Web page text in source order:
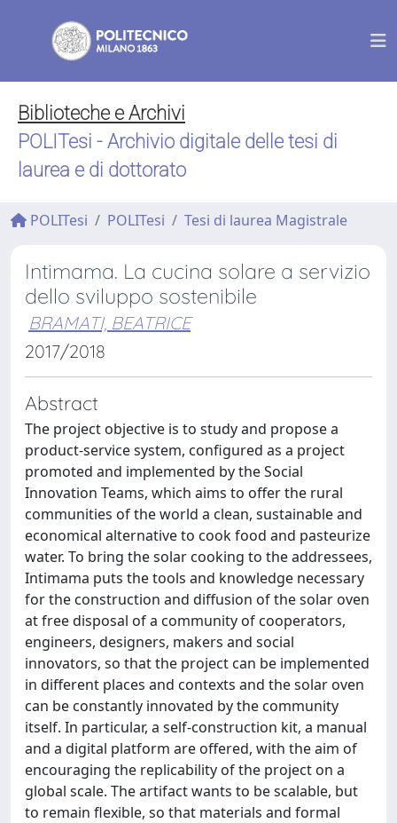
Biblioteche e Archivi
POLITesi - Archivio digitale delle tesi di
laurea e di dottorato
POLITesi POLITesi Tesi di laurea Magistrale
Intimama. La cucina solare a servizio
dello sviluppo sostenibile
BRAMATI, BEATRICE
2017/2018
Abstract
The project objective is to study and propose a
product-service system, configured as a project
promoted and implemented by the Social
Innovation Teams, which aims to offer the rural
communities of the world a clean, sustainable and
economical alternative to cook food and pasteurize
water. To bring the solar cooking to the addressees,
Intimama puts the tools and knowledge necessary
for the construction and diffusion of the solar oven
at free disposal of a community of cooperators,
engineers, designers, makers and social
innovators, so that the project can be implemented
in different places and contexts and the solar oven
can be constantly innovated by the community
itself. In particular, a self-construction kit, a manual
and a digital platform are offered, with the aim of
encouraging the replicability of the project on a
global scale. The artifact wants to be scalable, but
to remain flexible, so that materials and formal